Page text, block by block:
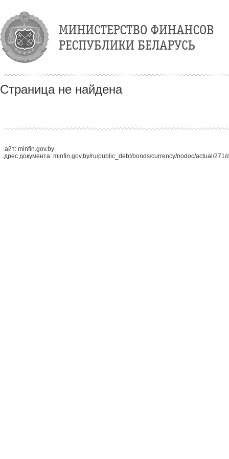
Страница не найдена
Сайт: minfin.gov.by
Адрес документа: minfin.gov.by/ru/public_debt/bonds/currency/nodoc/actual/